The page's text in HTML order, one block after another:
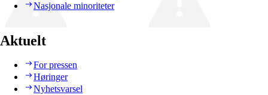
Nasjonale minoriteter
Aktuelt
For pressen
Høringer
Nyhetsvarsel